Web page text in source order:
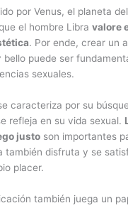
por Venus, el planeta
el hombre Libravalore
. Por ende, crear un
puede ser
sexuales.
caracteriza por su
refleja en su vida sexual.
justo son importantes
también disfruta y se
placer.
también juega un